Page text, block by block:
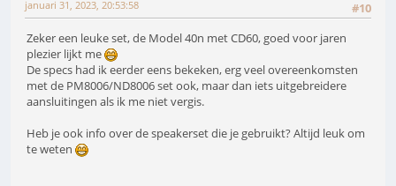
#10
januari 31, 2023, 20:53:58
Zeker een leuke set, de Model 40n met CD60, goed voor jaren
plezier lijkt me
De specs had ik eerder eens bekeken, erg veel overeenkomsten
met de PM8006/ND8006 set ook, maar dan iets uitgebreidere
aansluitingen als ik me niet vergis.
Heb je ook info over de speakerset die je gebruikt? Altijd leuk om
te weten